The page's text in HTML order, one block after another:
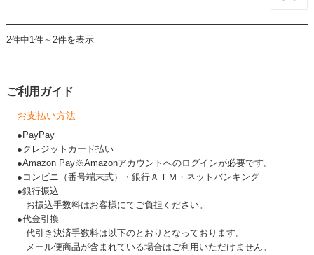
2件中1件～2件を表示
ご利用ガイド
お支払い方法
●PayPay
●クレジットカード払い
●Amazon Pay※Amazonアカウントへのログインが必要です。
●コンビニ（番号端末式）・銀行ＡＴＭ・ネットバンキング
●銀行振込
お振込手数料はお客様にてご負担ください。
●代金引換
代引き決済手数料は以下のとおりとなっております。
メール便商品が含まれている場合はご利用いただけません。